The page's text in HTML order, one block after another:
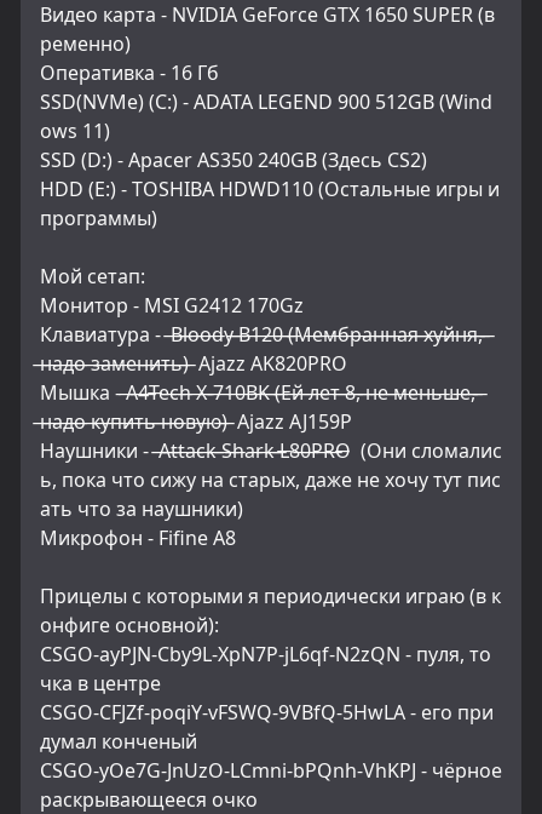
Видео карта - NVIDIA GeForce GTX 1650 SUPER (в
ременно)
Оперативка - 16 Гб
SSD(NVMe) (C:) - ADATA LEGEND 900 512GB (Wind
ows 11)
SSD (D:) - Apacer AS350 240GB (Здесь CS2)
HDD (E:) - TOSHIBA HDWD110 (Остальные игры и
программы)
Мой сетап:
Монитор - MSI G2412 170Gz
Клавиатура -  ̶B̶l̶o̶o̶d̶y̶ ̶B̶1̶2̶0̶ ̶(̶М̶е̶м̶б̶р̶а̶н̶н̶а̶я̶ ̶х̶у̶й̶н̶я̶,̶
̶н̶а̶д̶о̶ ̶з̶а̶м̶е̶н̶и̶т̶ь̶)̶  Ajazz AK820PRO
Мышка - ̶A̶4̶T̶e̶c̶h̶ ̶X̶-̶7̶1̶0̶B̶K̶ ̶(̶Е̶й̶ ̶л̶е̶т̶ ̶8̶,̶ ̶н̶е̶ ̶м̶е̶н̶ь̶ш̶е̶,̶
̶н̶а̶д̶о̶ ̶к̶у̶п̶и̶т̶ь̶ ̶н̶о̶в̶у̶ю̶)̶  Ajazz AJ159P
Наушники -  ̶A̶t̶t̶a̶c̶k̶ ̶S̶h̶a̶r̶k̶ ̶L̶8̶0̶P̶R̶O̶  (Они сломалис
ь, пока что сижу на старых, даже не хочу тут пис
ать что за наушники)
Микрофон - Fifine A8
Прицелы с которыми я периодически играю (в к
онфиге основной):
CSGO-ayPJN-Cby9L-XpN7P-jL6qf-N2zQN - пуля, то
чка в центре
CSGO-CFJZf-poqiY-vFSWQ-9VBfQ-5HwLA - его при
думал конченый
CSGO-yOe7G-JnUzO-LCmni-bPQnh-VhKPJ - чёрное
раскрывающееся очко